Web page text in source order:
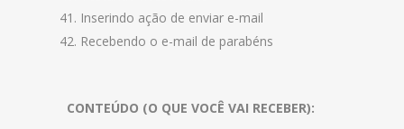
Inserindo ação de enviar e-mail
Recebendo o e-mail de parabéns
CONTEÚDO (O QUE VOCÊ VAI RECEBER):